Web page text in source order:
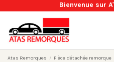
Bienvenue sur
Atas Remorques Pièce détachée remorque